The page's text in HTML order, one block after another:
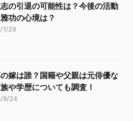
の引退の可能性は？今後の活動
功の心境は？
1/29
嫁は誰？国籍や父親は元俳優な
や学歴についても調査！
9/24